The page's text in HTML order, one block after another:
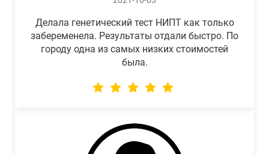
Делала генетический тест НИПТ как только
забеременела. Результаты отдали быстро. По
городу одна из самых низких стоимостей
была.